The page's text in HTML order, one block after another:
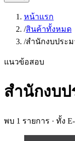
หน้าแรก
/สินค้าทั้งหมด
/สำนักงบประ
แนวข้อสอบ
สำนักงบ
พบ 1 รายการ · ทั้ง